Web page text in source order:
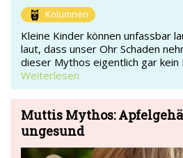
Kolumnen
Kleine Kinder können unfassbar
laut, dass unser Ohr Schaden
dieser Mythos eigentlich gar
Weiterlesen
Muttis Mythos:
ungesund